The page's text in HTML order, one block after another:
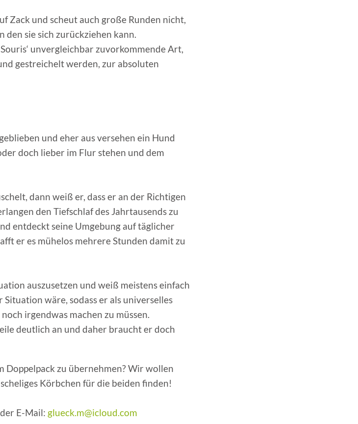
Zack und scheut auch große Runden nicht,
den sie sich zurückziehen kann.
unvergleichbar zuvorkommende Art,
gestreichelt werden, zur absoluten
und eher aus versehen ein Hund
doch lieber im Flur stehen und dem
dann weiß er, dass er an der Richtigen
den Tiefschlaf des Jahrtausends zu
entdeckt seine Umgebung auf täglicher
er es mühelos mehrere Stunden damit zu
auszusetzen und weiß meistens einfach
wäre, sodass er als universelles
irgendwas machen zu müssen.
deutlich an und daher braucht er doch
Doppelpack zu übernehmen? Wir wollen
Körbchen für die beiden finden!
E-Mail: glueck.m@icloud.com